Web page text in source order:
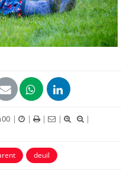
| | | |
|
deuil